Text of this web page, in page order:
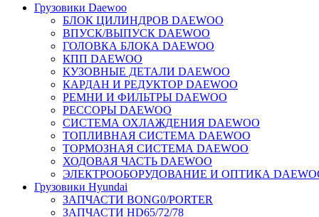
Грузовики Daewoo
БЛОК ЦИЛИНДРОВ DAEWOO
ВПУСК/ВЫПУСК DAEWOO
ГОЛОВКА БЛОКА DAEWOO
КПП DAEWOO
КУЗОВНЫЕ ДЕТАЛИ DAEWOO
КАРДАН И РЕДУКТОР DAEWOO
РЕМНИ И ФИЛЬТРЫ DAEWOO
РЕССОРЫ DAEWOO
СИСТЕМА ОХЛАЖДЕНИЯ DAEWOO
ТОПЛИВНАЯ СИСТЕМА DAEWOO
ТОРМОЗНАЯ СИСТЕМА DAEWOO
ХОДОВАЯ ЧАСТЬ DAEWOO
ЭЛЕКТРООБОРУДОВАНИЕ И ОПТИКА
Грузовики Hyundai
ЗАПЧАСТИ BONG0/PORTER
ЗАПЧАСТИ HD65/72/78